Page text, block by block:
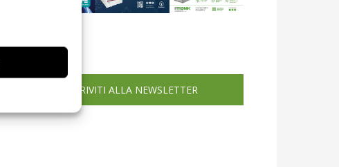
ISCRIVITI ALLA NEWSLETTER